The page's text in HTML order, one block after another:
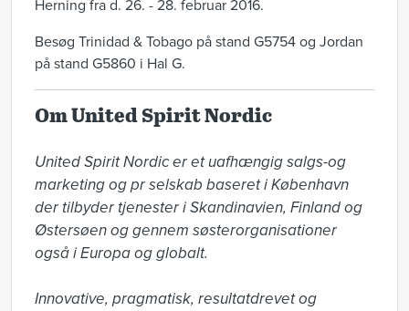
Herning fra d. 26. - 28. februar 2016.
Besøg Trinidad & Tobago på stand G5754 og Jordan
på stand G5860 i Hal G.
Om United Spirit Nordic
United Spirit Nordic er et uafhængig salgs-og
marketing og pr selskab baseret i København
der tilbyder tjenester i Skandinavien, Finland og
Østersøen og gennem søsterorganisationer
også i Europa og globalt.
Innovative, pragmatisk, resultatdrevet og